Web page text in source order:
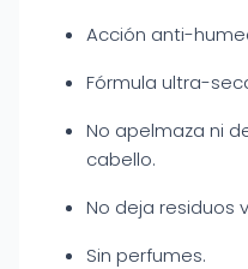
Acción anti-
Fórmula ultra-
No apelmaza ni
cabello.
No deja residuos
Sin perfumes.